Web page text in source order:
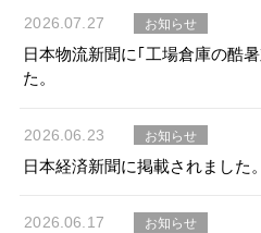
フリーハットⅡ型
フラットライン
エコウェーブ
カナディー
タイマルーフ M型
タイマルーフ T型
金属瓦
Vi65
Vi65 PLUS
Vi75・Vi125
換気棟システム
施工事例
2026.07.27 お知らせ
日本物流新聞に｢工場倉庫の酷
た。
2026.06.23 お知らせ
日本経済新聞に掲載されました。
2026.06.17 お知らせ